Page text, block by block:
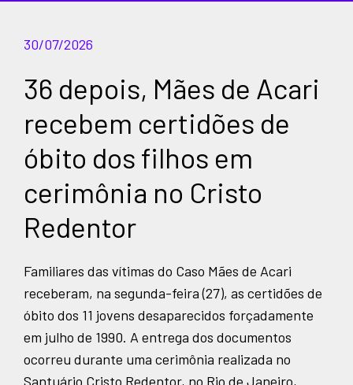
30/07/2026
36 depois, Mães de Acari
recebem certidões de
óbito dos filhos em
cerimônia no Cristo
Redentor
Familiares das vítimas do Caso Mães de Acari
receberam, na segunda-feira (27), as certidões de
óbito dos 11 jovens desaparecidos forçadamente
em julho de 1990. A entrega dos documentos
ocorreu durante uma cerimônia realizada no
Santuário Cristo Redentor, no Rio de Janeiro,